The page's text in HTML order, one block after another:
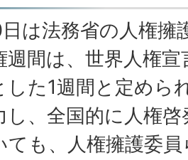
は法務省の人権擁
週間は、世界人権
した1週間と定めら
し、全国的に人権
ても、人権擁護委